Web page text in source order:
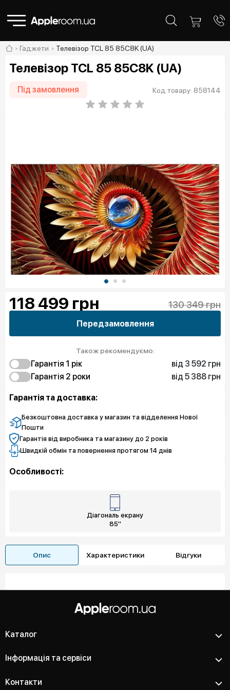
Гаджети Телевізор TCL 85 85C8K (UA)
Телевізор TCL 85 85C8K (UA)
Під замовлення Код товару: 858144
118 499 грн 130 349 грн
Передзамовлення
Також рекомендуємо:
Гарантія 1 рік
від 3 592 грн
Захист від браку
3 592 грн
Гарантія 2 роки
від 5 388 грн
Гарантія та доставка:
Безкоштовна доставка у магазин та відделення Нової
Пошти
Гарантія від виробника та магазину до 2 років
Швидкій обмін та повернення протягом 14 днів
Особливості:
Діагональ екрану
85"
Опис Характеристики Відгуки
Каталог
Інформація та сервіси
Контакти